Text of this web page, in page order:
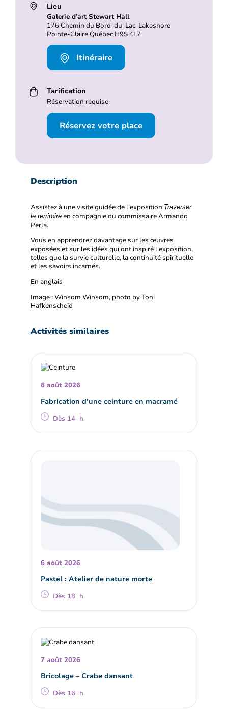
Lieu
Galerie d’art Stewart Hall
176 Chemin du Bord-du-Lac-Lakeshore
Pointe-Claire Québec H9S 4L7
Itinéraire
Tarification
Réservation requise
Réservez votre place
Description
Assistez à une visite guidée de l’exposition Traverser
le territoire en compagnie du commissaire Armando
Perla.
Vous en apprendrez davantage sur les œuvres
exposées et sur les idées qui ont inspiré l’exposition,
telles que la survie culturelle, la continuité spirituelle
et les savoirs incarnés.
En anglais
Image : Winsom Winsom, photo by Toni
Hafkenscheid
Activités similaires
6 août 2026
Fabrication d’une ceinture en macramé
Dès 14 h
6 août 2026
Pastel : Atelier de nature morte
Dès 18 h
7 août 2026
Bricolage – Crabe dansant
Dès 16 h